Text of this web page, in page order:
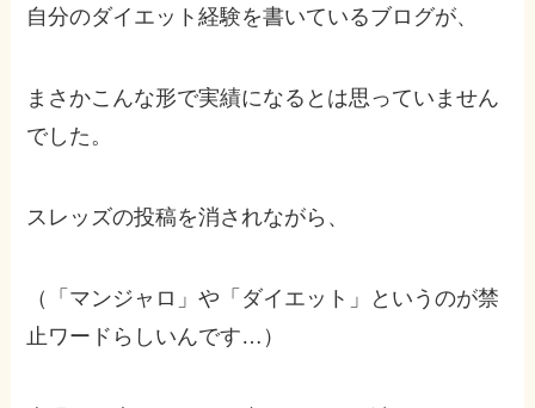
自分のダイエット経験を書いているブログが、
まさかこんな形で実績になるとは思っていません
でした。
スレッズの投稿を消されながら、
（「マンジャロ」や「ダイエット」というのが禁
止ワードらしいんです…）